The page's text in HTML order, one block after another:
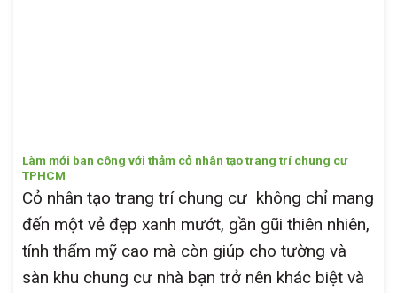
Làm mới ban công với thảm cỏ nhân tạo trang trí chung cư
TPHCM
Cỏ nhân tạo trang trí chung cư không chỉ mang
đến một vẻ đẹp xanh mướt, gần gũi thiên nhiên,
tính thẩm mỹ cao mà còn giúp cho tường và
sàn khu chung cư nhà bạn trở nên khác biệt và